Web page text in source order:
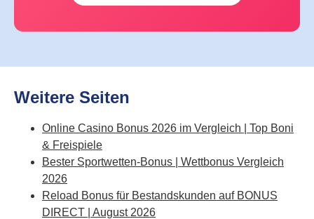
Weitere Seiten
Online Casino Bonus 2026 im Vergleich | Top Boni
& Freispiele
Bester Sportwetten-Bonus | Wettbonus Vergleich
2026
Reload Bonus für Bestandskunden auf BONUS
DIRECT | August 2026